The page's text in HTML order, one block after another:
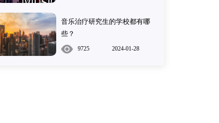
音乐治疗研究生的学校都有哪
些？
9725 2024-01-28